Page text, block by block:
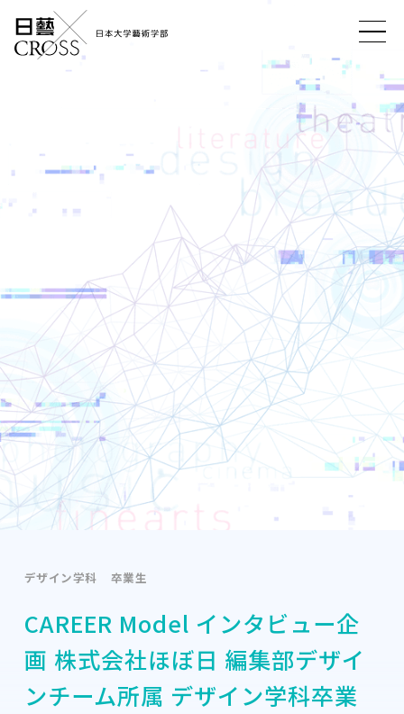
デザイン学科 卒業生
CAREER Model インタビュー企
画 株式会社ほぼ日 編集部デザイ
ンチーム所属 デザイン学科卒業